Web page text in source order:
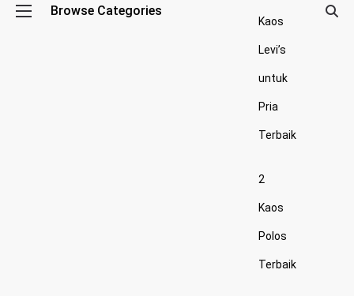
Browse Categories
Kaos
Levi’s
untuk
Pria
Terbaik
2
Kaos
Polos
Terbaik